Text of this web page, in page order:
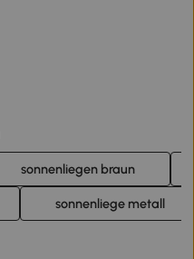
sonnenliegen braun
sonnenliege metall